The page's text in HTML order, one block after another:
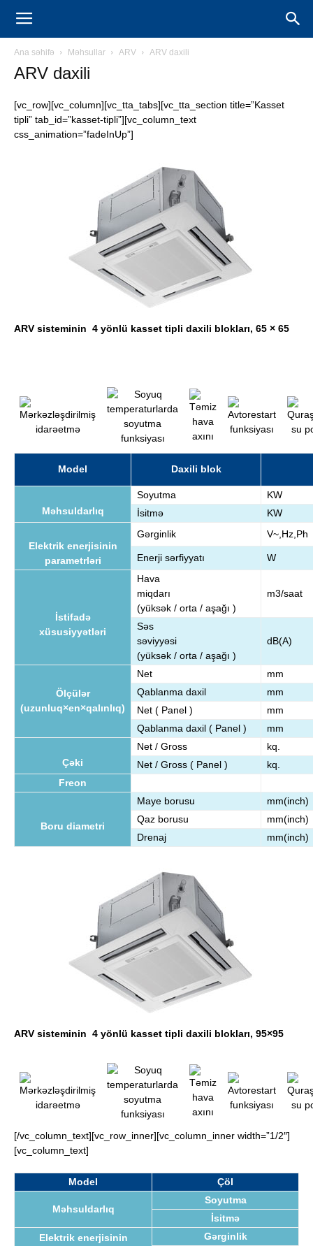
AUX
Ana səhifə Məhsullar ARV ARV daxili
ARV daxili
[vc_row][vc_column][vc_tta_tabs][vc_tta_section title=”Kasset
tipli” tab_id=”kasset-tipli”][vc_column_text
css_animation=”fadeInUp”]
ARV sisteminin 4 yönlü kasset tipli daxili blokları, 65 × 65
Model Daxili blok
Məhsuldarlıq
Soyutma
KW
İsitmə
KW
Elektrik enerjisinin
parametrləri
Gərginlik V~,Hz,Ph
Enerji sərfiyyatı W
İstifadə
xüsusiyyətləri
Hava
miqdarı
(yüksək / orta / aşağı )
m3/saat
Səs
səviyyəsi
(yüksək / orta / aşağı )
dB(A)
Ölçülər
(uzunluq×en×qalınlıq)
Net
mm
Qablanma daxil
mm
Net ( Panel )
mm
Qablanma daxil ( Panel )
mm
Çəki
Net / Gross
kq.
Net / Gross ( Panel )
kq.
Freon
Boru diametri
Maye borusu
mm(inch)
Qaz borusu
mm(inch)
Drenaj
mm(inch)
ARV sisteminin 4 yönlü kasset tipli daxili blokları, 95×95
[/vc_column_text][vc_row_inner][vc_column_inner width=”1/2″]
[vc_column_text]
Model Çöl
Məhsuldarlıq
Soyutma
İsitmə
Elektrik enerjisinin
Gərginlik